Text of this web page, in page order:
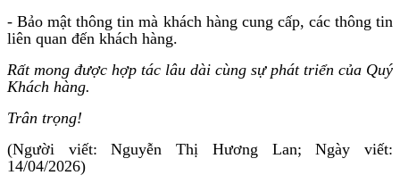
- Bảo mật thông tin mà khách hàng cung cấp, các thông tin
liên quan đến khách hàng.
Rất mong được hợp tác lâu dài cùng sự phát triển của Quý
Khách hàng.
Trân trọng!
(Người viết: Nguyễn Thị Hương Lan; Ngày viết:
14/04/2026)